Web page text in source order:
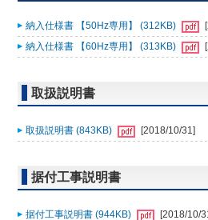
納入仕様書 【50Hz専用】 (312KB)
納入仕様書 【60Hz専用】 (313KB)
取扱説明書
取扱説明書 (843KB) [2018/10/31]
据付工事説明書
据付工事説明書 (944KB) [2018/10/